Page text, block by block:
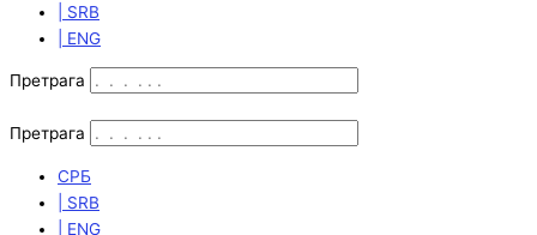
| SRB
| ENG
Претрага
Претрага
СРБ
| SRB
| ENG